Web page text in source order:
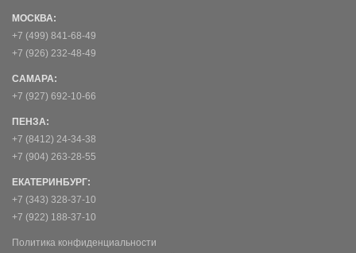
МОСКВА:
+7 (499) 841-68-49
+7 (926) 232-48-49
САМАРА:
+7 (927) 692-10-66
ПЕНЗА:
+7 (8412) 24-34-38
+7 (904) 263-28-55
ЕКАТЕРИНБУРГ:
+7 (343) 328-37-10
+7 (922) 188-37-10
Политика конфиденциальности